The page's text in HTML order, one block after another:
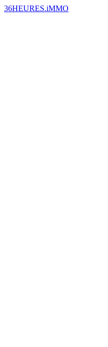
36HEURES.iMMO